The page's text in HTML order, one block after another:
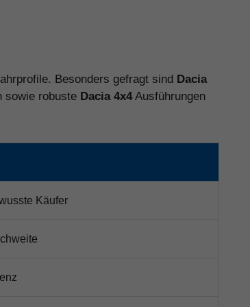
Besonders gefragt sind Dacia
sowie robuste Dacia 4x4Ausführungen
Käufer